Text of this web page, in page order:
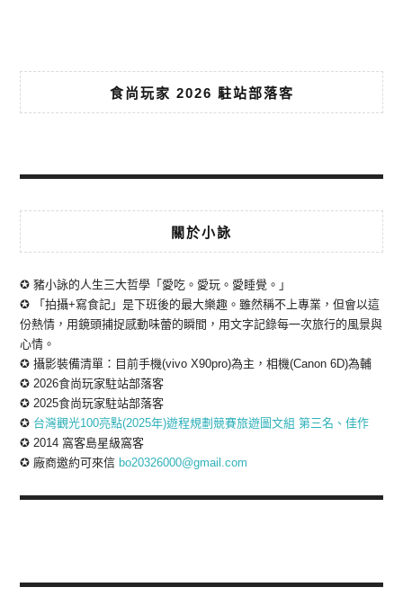
食尚玩家 2026 駐站部落客
關於小詠
✪ 豬小詠的人生三大哲學「愛吃。愛玩。愛睡覺。」
✪ 「拍攝+寫食記」是下班後的最大樂趣。雖然稱不上專業，但會以這
份熱情，用鏡頭捕捉感動味蕾的瞬間，用文字記錄每一次旅行的風景與
心情。
✪ 攝影裝備清單：目前手機(vivo X90pro)為主，相機(Canon 6D)為輔
✪ 2026食尚玩家駐站部落客
✪ 2025食尚玩家駐站部落客
✪ 台灣觀光100亮點(2025年)遊程規劃競賽旅遊圖文組 第三名、佳作
✪ 2014 窩客島星級窩客
✪ 廠商邀約可來信 bo20326000@gmail.com